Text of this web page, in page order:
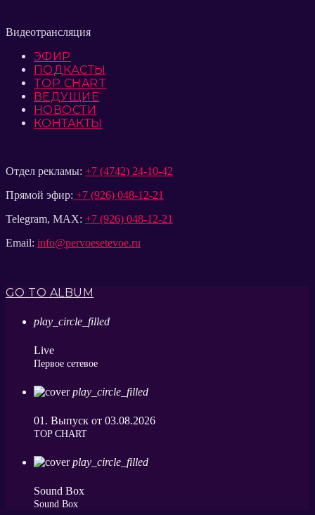
Видеотрансляция
ЭФИР
ПОДКАСТЫ
TOP CHART
ВЕДУЩИЕ
НОВОСТИ
КОНТАКТЫ
Отдел рекламы: +7 (4742) 24-10-42
Прямой эфир: +7 (926) 048-12-21
Telegram, MAX: +7 (926) 048-12-21
Email: info@pervoesetevoe.ru
GO TO ALBUM
play_circle_filled
Live
Первое сетевое
play_circle_filled
01. Выпуск от 03.08.2026
ТОP CHART
play_circle_filled
Sound Box
Sound Box